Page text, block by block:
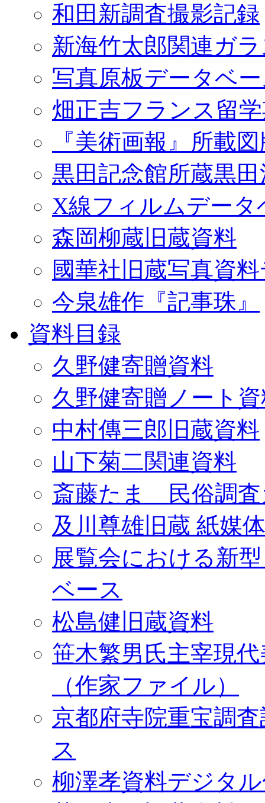
和田新調査撮影記録
新海竹太郎関連ガ
写真原板データベ
畑正吉フランス留
『美術画報』所載
黒田記念館所蔵黒
X線フィルムデータ
森岡柳蔵旧蔵資料
國華社旧蔵写真資
今泉雄作『記事珠』
資料目録
久野健寄贈資料
久野健寄贈ノート
中村傳三郎旧蔵資料
山下菊二関連資料
斎藤たま 民俗調査
及川尊雄旧蔵 紙媒
展覧会における新
ベース
松島健旧蔵資料
笹木繁男氏主宰現
（作家ファイル）
京都府寺院重宝調
ス
柳澤孝資料デジタ